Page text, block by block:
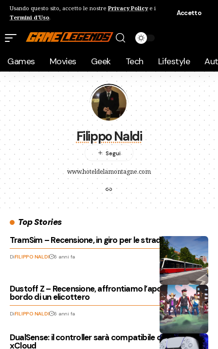
Usando questo sito, accetto le nostre Privacy Policye i
Termini d'Uso.
Accetto
Games Movies Geek Tech Lifestyle
Filippo Naldi
www.hoteldelamontagne.com
Top Stories
TramSim – Recensione, in giro per le strade di Vienna
DiFILIPPO NALDI 6 anni fa
Dustoff Z – Recensione, affrontiamo l’apocalisse a
bordo di un elicottero
DiFILIPPO NALDI 6 anni fa
DualSense: il controller sarà compatibile con Project
xCloud